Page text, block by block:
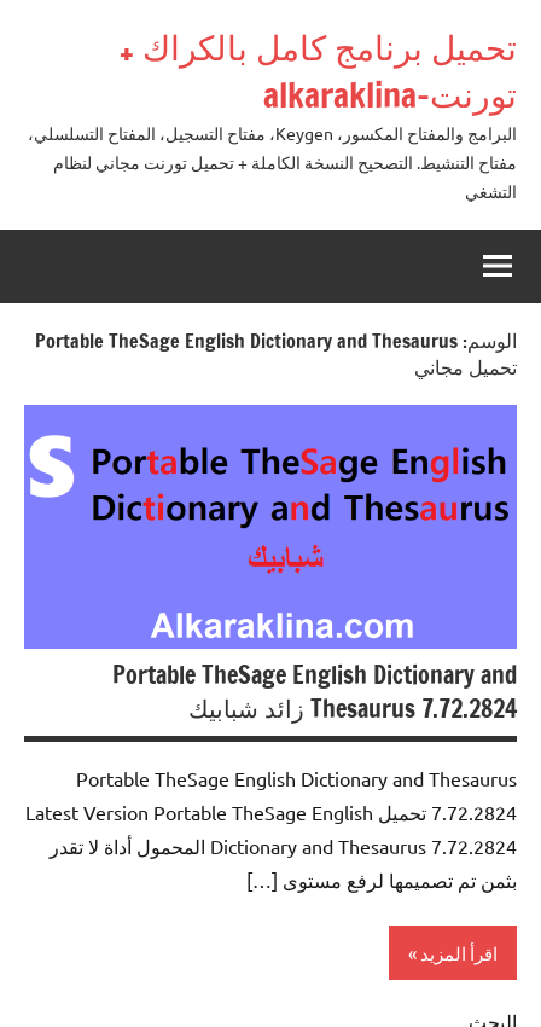
تحميل برنامج كامل بالكراك +
تورنت-alkaraklina
البرامج والمفتاح المكسور، Keygen، مفتاح التسجيل، المفتاح التسلسلي،
مفتاح التنشيط. التصحيح النسخة الكاملة + تحميل تورنت مجاني لنظام
التشغي
الوسم: Portable TheSage English Dictionary and Thesaurus
تحميل مجاني
Portable TheSage English Dictionary and
Thesaurus 7.72.2824 زائد شبابيك
Portable TheSage English Dictionary and Thesaurus
7.72.2824 تحميل Latest Version Portable TheSage English
Dictionary and Thesaurus 7.72.2824 المحمول أداة لا تقدر
بثمن تم تصميمها لرفع مستوى […]
اقرأ المزيد
البحث